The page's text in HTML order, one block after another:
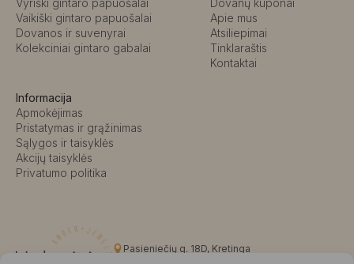
Vaikiški gintaro papuošalai
Dovanos ir suvenyrai
Kolekciniai gintaro gabalai
Apie mus
Atsiliepimai
Tinklaraštis
Kontaktai
Informacija
Apmokėjimas
Pristatymas ir grąžinimas
Sąlygos ir taisyklės
Akcijų taisyklės
Privatumo politika
Pasieniečių g. 18D, Kretinga